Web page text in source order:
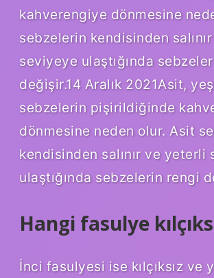
kahverengiye dönmesine
sebzelerin kendisinden
seviyeye ulaştığında
değişir.14 Aralık 2021Asit,
sebzelerin pişirildiğinde
dönmesine neden olur. Asit
kendisinden salınır ve yeterli
ulaştığında sebzelerin rengi
Hangi fasulye
İnci fasulyesi ise kılçıksız ve